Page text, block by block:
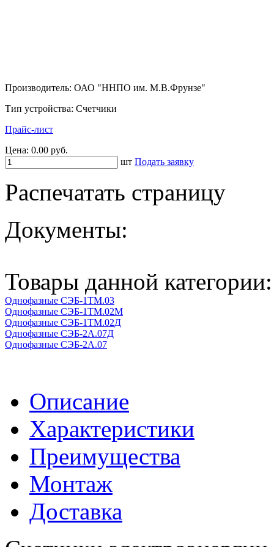
Производитель: ОАО "ННПО им. М.В.Фрунзе"
Тип устройства: Счетчики
Прайс-лист
Цена: 0.00 руб.
шт Подать заявку
Распечатать страницу
Документы:
Товары данной категории:
Однофазные СЭБ-1ТМ.03
Однофазные СЭБ-1ТМ.02М
Однофазные СЭБ-1TM.02Д
Однофазные СЭБ-2A.07Д
Однофазные СЭБ-2A.07
Описание
Характеристики
Преимущества
Монтаж
Доставка